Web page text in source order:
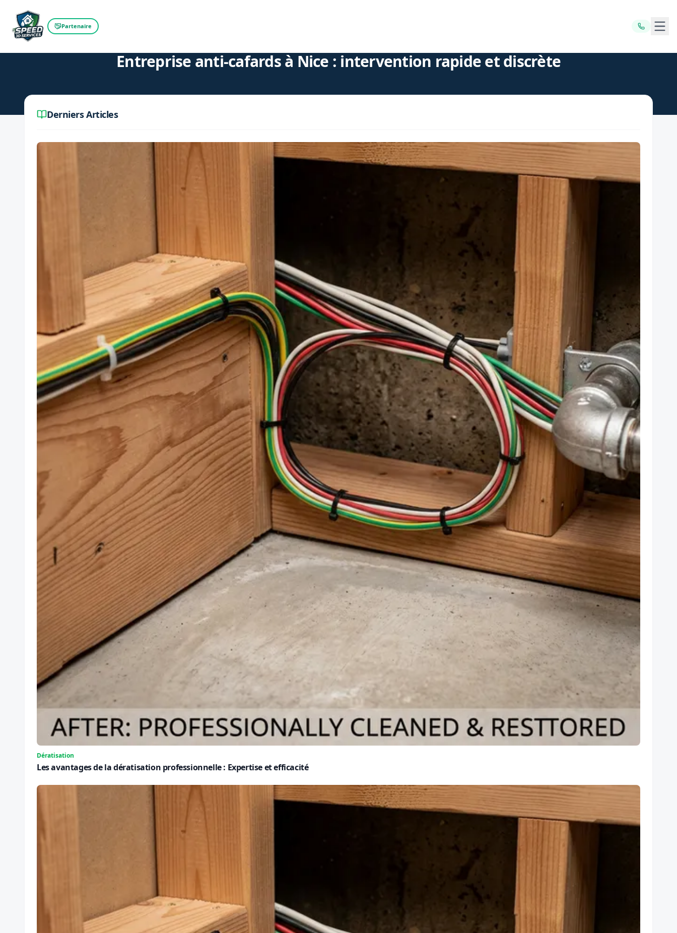
Partenaire
Retour au blog
Entreprise anti-cafards à Nice : intervention rapide et discrète
Derniers Articles
Dératisation
Les avantages de la dératisation professionnelle : Expertise et efficacité